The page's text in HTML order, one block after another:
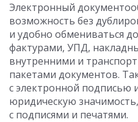
Электронный
возможность без
и удобно обмениваться
фактурами, УПД,
внутренними и
пакетами документов.
с электронной подписью
юридическую
с подписями и печатями.